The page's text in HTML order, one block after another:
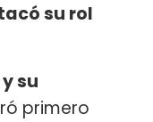
su rol
su
primero